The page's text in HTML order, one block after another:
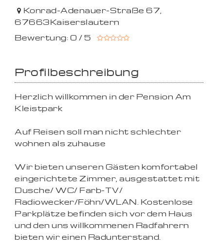
Konrad-Adenauer-Straße 67,
67663Kaiserslautern
Bewertung: 0 / 5
Profilbeschreibung
Herzlich willkommen in der Pension Am
Kleistpark
Auf Reisen soll man nicht schlechter
wohnen als zuhause
Wir bieten unseren Gästen komfortabel
eingerichtete Zimmer, ausgestattet mit
Dusche/ WC/ Farb-TV/
Radiowecker/Föhn/WLAN. Kostenlose
Parkplätze befinden sich vor dem Haus
und den uns willkommenen Radfahrern
bieten wir einen Radunterstand.